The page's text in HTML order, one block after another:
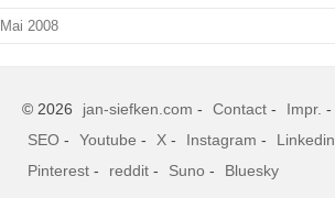
Mai 2008
© 2026 jan-siefken.com - Contact - Impr. -
SEO - Youtube - X - Instagram - Linkedin
Pinterest - reddit - Suno - Bluesky